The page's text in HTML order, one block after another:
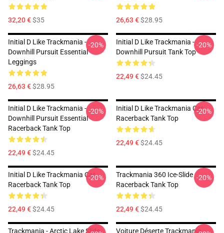
32,20 €$35 26,63 €$28.95
Initial D Like Trackmania -
Downhill Pursuit Essential
Leggings
26,63 €$28.95
-20%
Initial D Like Trackmania -
Downhill Pursuit Tank Top
22,49 €$24.45
-20%
Initial D Like Trackmania -
Downhill Pursuit Essential
Racerback Tank Top
22,49 €$24.45
-20%
Initial D Like Trackmania Car
Racerback Tank Top
22,49 €$24.45
-20%
Initial D Like Trackmania Car
Racerback Tank Top
22,49 €$24.45
-20%
Trackmania 360 Ice-Slide
Racerback Tank Top
22,49 €$24.45
-20%
Trackmania - Arctic Lake Slide
Voiture Déserte Trackmania